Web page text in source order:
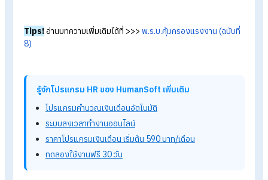
กฎหมายแรงงาน หรือ พ.ร.บ.คุ้มครองแรงงาน เป็นกฎหมายที่บั
จ้างแรงงานระหว่างนายจ้างและลูกจ้าง เช่น อัตราค่าแรงขั้นต่ำ วัน
ทำงาน วันหยุด วันลา และค่าชดเชย เป็นต้น
และกฎหมายแรงงานฉบับล่าสุด นั่นคือ พ.ร.บ.คุ้มครองแรงงาน (ฉ
ที่ 8) พ.ศ. 2566 ที่ได้มีการแก้ไขเพิ่มเติมกฎหมายปัจจุบันให้มีความ
สอดคล้องกับรูปแบบการทำงานที่มีการเปลี่ยนแปลงในปัจจุบัน โด
ผลบังคับใช้ตั้งแต่วันที่ 18 เมษายน 2566 เป็นต้นไป